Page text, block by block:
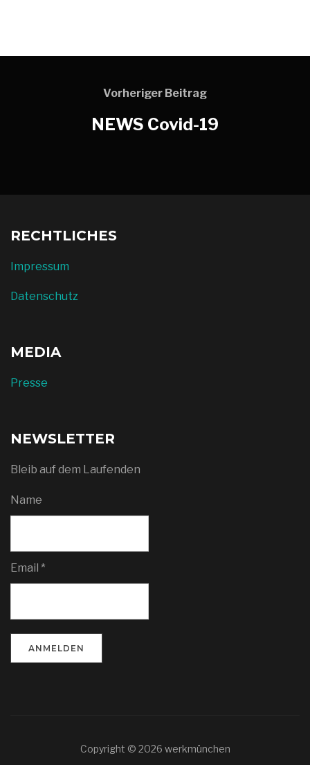
Vorheriger Beitrag
NEWS Covid-19
RECHTLICHES
Impressum
Datenschutz
MEDIA
Presse
NEWSLETTER
Bleib auf dem Laufenden
Name
Email *
Copyright © 2026 werkmünchen